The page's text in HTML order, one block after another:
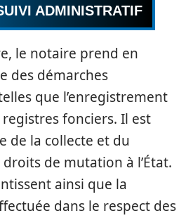
ADMINISTRATIF
le notaire prend en
des démarches
que l’enregistrement
registres fonciers. Il est
de la collecte et du
de mutation à l’État.
ainsi que la
dans le respect des